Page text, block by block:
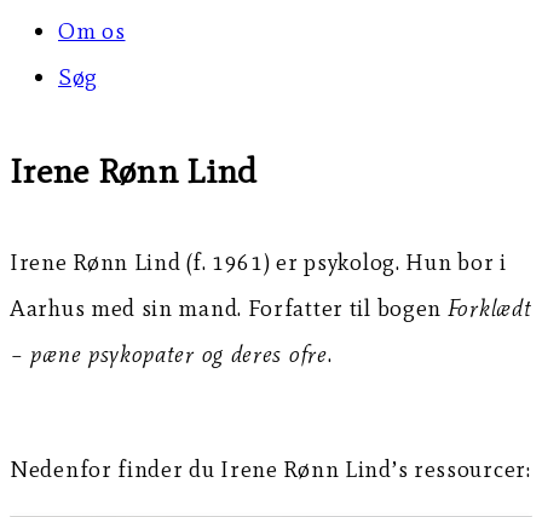
Om os
Søg
Irene Rønn Lind
Irene Rønn Lind (f. 1961) er psykolog. Hun bor i
Aarhus med sin mand. Forfatter til bogen Forklædt
– pæne psykopater og deres ofre.
Nedenfor finder du Irene Rønn Lind’s ressourcer: